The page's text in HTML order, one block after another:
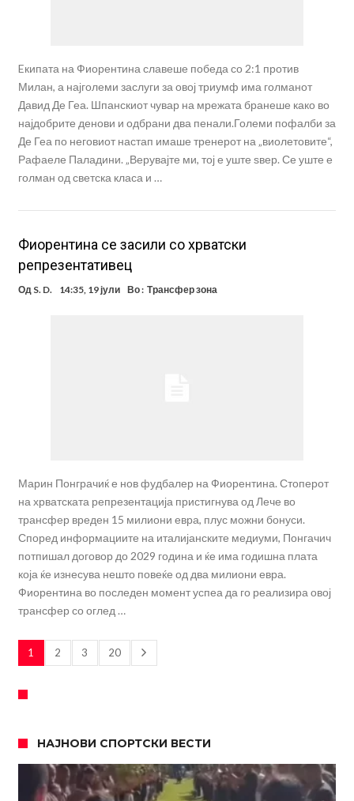
Eкипата на Фиорентина славеше победа со 2:1 против
Милан, а најголеми заслуги за овој триумф има голманот
Давид Де Геа. Шпанскиот чувар на мрежата бранеше како во
најдобрите денови и одбрани два пенали.Големи пофалби за
Де Геа по неговиот настап имаше тренерот на „виолетовите“,
Рафаеле Паладини. „Верувајте ми, тој е уште ѕвер. Се уште е
голман од светска класа и …
Фиорентина се засили со хрватски
репрезентативец
Од S. D. 14:35, 19 јули Во : Трансфер зона
Марин Понграчиќ е нов фудбалер на Фиорентина. Стоперот
на хрватската репрезентација пристигнува од Лече во
трансфер вреден 15 милиони евра, плус можни бонуси.
Според информациите на италијанските медиуми, Понгачич
потпишал договор до 2029 година и ќе има годишна плата
која ќе изнесува нешто повеќе од два милиони евра.
Фиорентина во последен момент успеа да го реализира овој
трансфер со оглед …
1 2 3 20
НАЈНОВИ СПОРТСКИ ВЕСТИ